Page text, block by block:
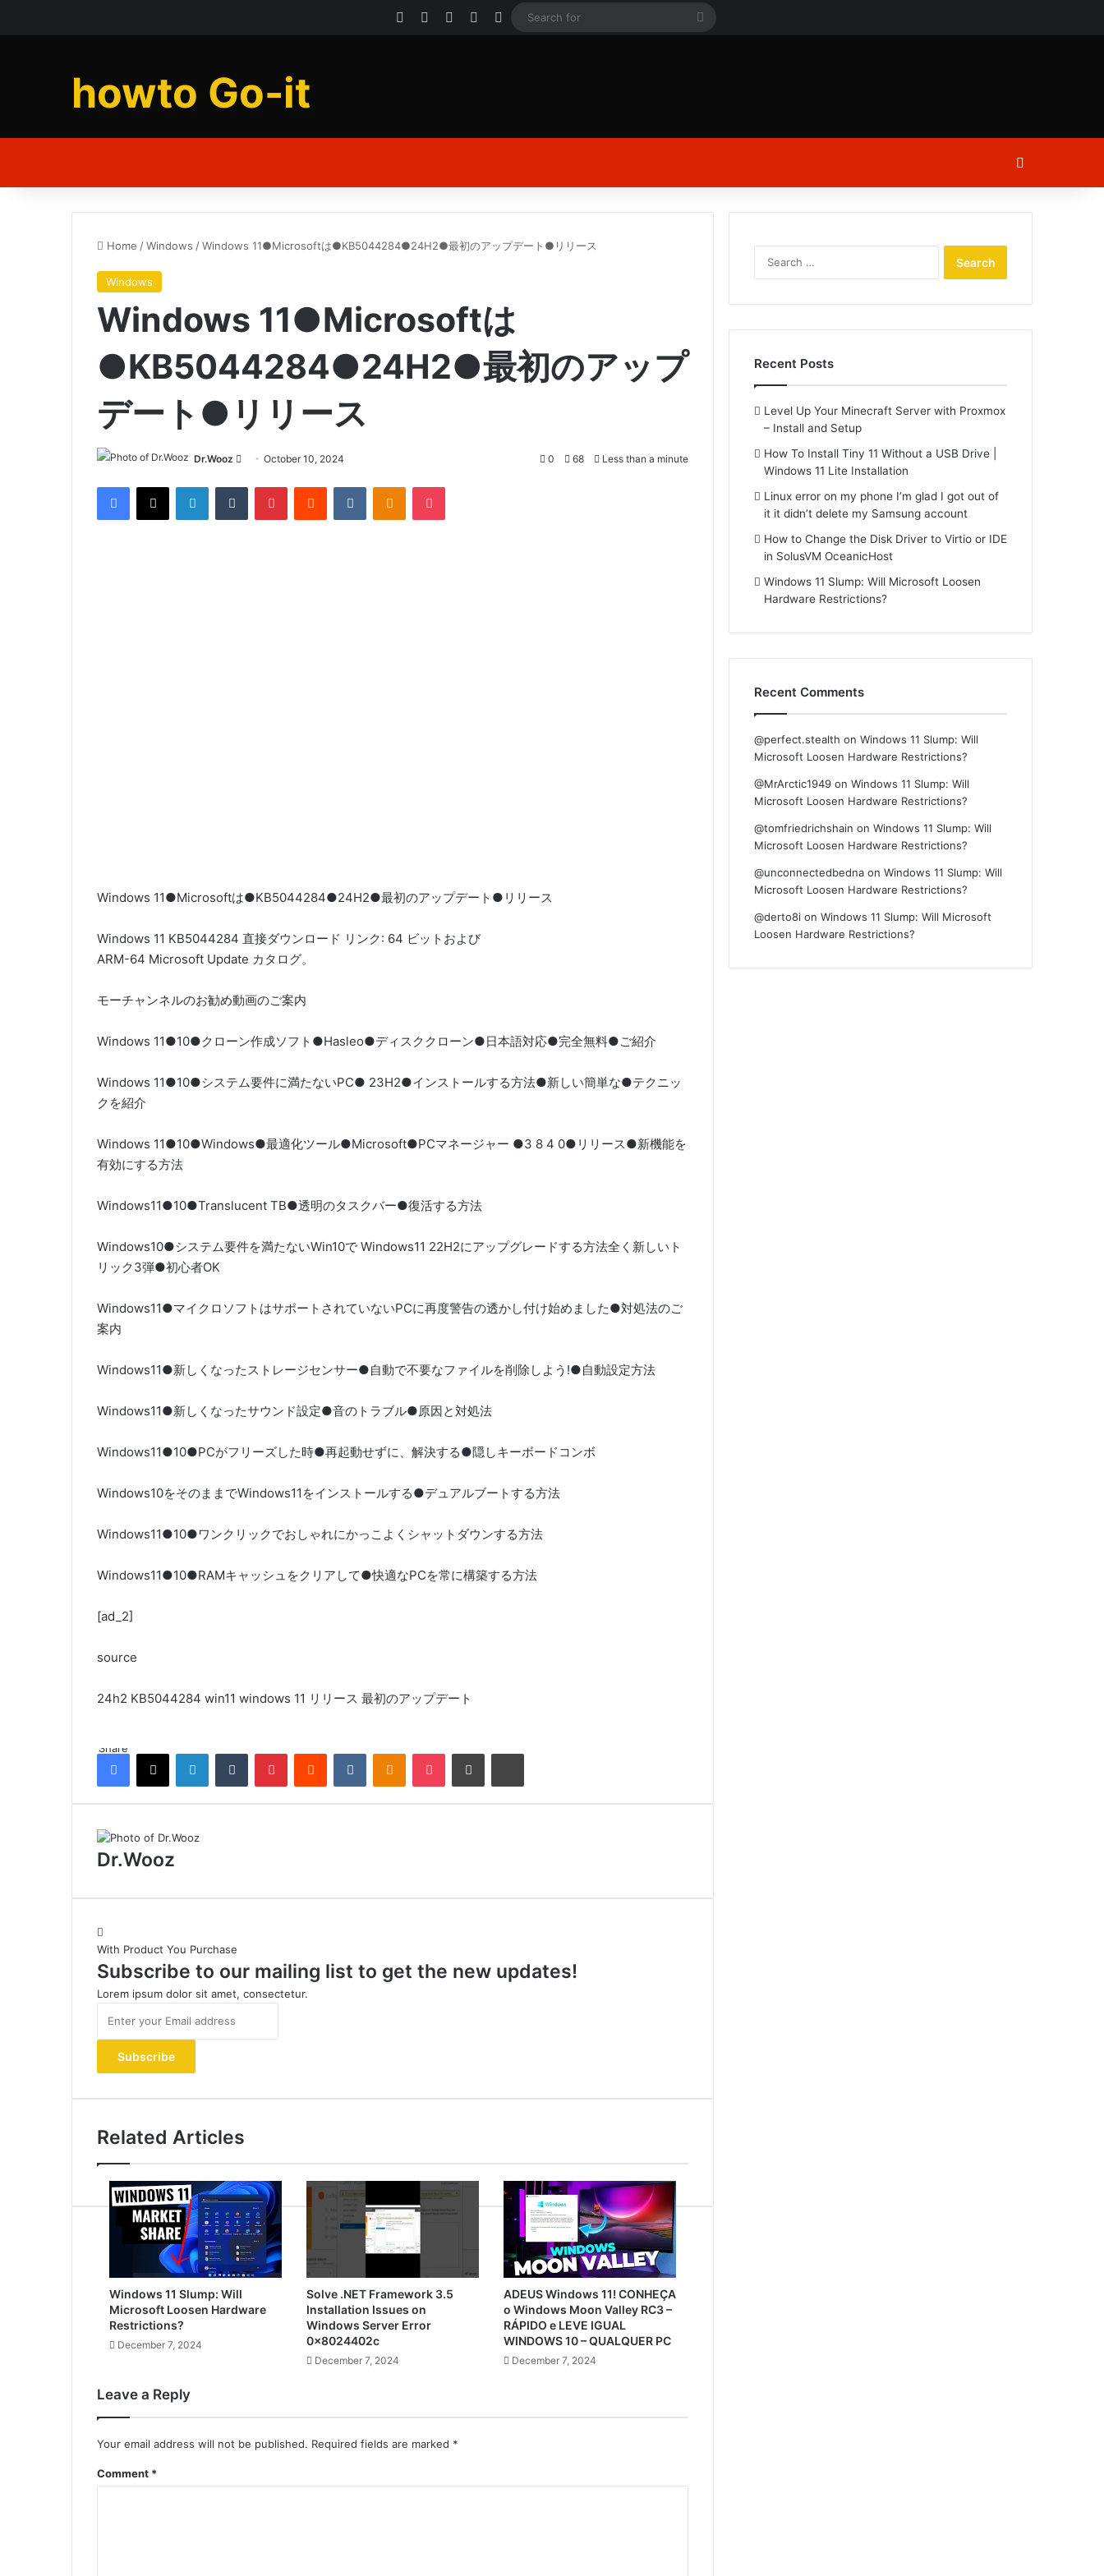
Facebook YouTubeInstagram
Log In
Search
howto Go-it
Home /Windows /Windows 11●Microsoftは●KB5044284●24H2●最初のアップデート●リリース
Windows
Windows 11●Microsoftは
●KB5044284●24H2●最初のアップ
デート●リリース
Dr.Wooz
SendOctober 10, 2024 0 68 Less than a minute
Facebook
X LinkedInTumblr PinterestReddit VKontakteOdnoklassniki
Pocket
Windows 11●Microsoftは●KB5044284●24H2●最初のアップデート●リリース
Windows 11 KB5044284 直接ダウンロード リンク: 64 ビットおよび
ARM-64 Microsoft Update カタログ。
モーチャンネルのお勧め動画のご案内
Windows 11●10●クローン作成ソフト●Hasleo●ディスククローン●日本語対応●完全無料●ご紹介
Windows 11●10●システム要件に満たないPC● 23H2●インストールする方法●新しい簡単な●テクニッ
クを紹介
Windows 11●10●Windows●最適化ツール●Microsoft●PCマネージャー ●3 8 4 0●リリース●新機能を
有効にする方法
Windows11●10●Translucent TB●透明のタスクバー●復活する方法
Windows10●システム要件を満たないWin10で Windows11 22H2にアップグレードする方法全く新しいト
リック3弾●初心者OK
Windows11●マイクロソフトはサポートされていないPCに再度警告の透かし付け始めました●対処法のご
案内
Windows11●新しくなったストレージセンサー●自動で不要なファイルを削除しよう!●自動設定方法
Windows11●新しくなったサウンド設定●音のトラブル●原因と対処法
Windows11●10●PCがフリーズした時●再起動せずに、解決する●隠しキーボードコンボ
Windows10をそのままでWindows11をインストールする●デュアルブートする方法
Windows11●10●ワンクリックでおしゃれにかっこよくシャットダウンする方法
Windows11●10●RAMキャッシュをクリアして●快適なPCを常に構築する方法
[ad_2]
source
24h2 KB5044284 win11 windows 11 リリース 最初のアップデート
ShareFacebook
X LinkedInTumblr PinterestReddit VKontakteOdnoklassniki
Pocket Share via Email Print
Dr.Wooz
With Product You Purchase
Subscribe to our mailing list to get the new updates!
Lorem ipsum dolor sit amet, consectetur.
your
Email
address
Related Articles
Windows 11 Slump: Will
Microsoft Loosen Hardware
Restrictions?
December 7, 2024
Solve .NET Framework 3.5
Installation Issues on
Windows Server Error
0x8024402c
December 7, 2024
ADEUS Windows 11! CONHEÇA
o Windows Moon Valley RC3 –
RÁPIDO e LEVE IGUAL
WINDOWS 10 – QUALQUER PC
December 7, 2024
Leave a Reply
Your email address will not be published. Required fields are marked *
Comment *
Recent Posts
Level Up Your Minecraft Server with Proxmox
– Install and Setup
How To Install Tiny 11 Without a USB Drive |
Windows 11 Lite Installation
Linux error on my phone I’m glad I got out of
it it didn’t delete my Samsung account
How to Change the Disk Driver to Virtio or IDE
in SolusVM OceanicHost
Windows 11 Slump: Will Microsoft Loosen
Hardware Restrictions?
Recent Comments
@perfect.stealth onWindows 11 Slump: Will
Microsoft Loosen Hardware Restrictions?
@MrArctic1949 onWindows 11 Slump: Will
Microsoft Loosen Hardware Restrictions?
@tomfriedrichshain onWindows 11 Slump: Will
Microsoft Loosen Hardware Restrictions?
@unconnectedbedna onWindows 11 Slump: Will
Microsoft Loosen Hardware Restrictions?
@derto8i onWindows 11 Slump: Will Microsoft
Loosen Hardware Restrictions?